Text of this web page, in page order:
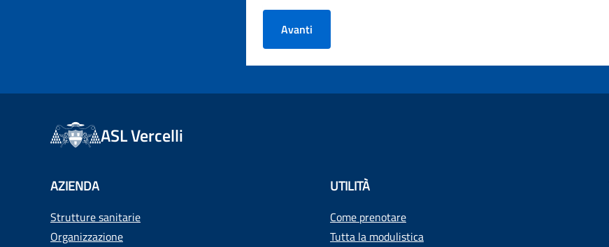
Avanti
ASL Vercelli
AZIENDA
Strutture sanitarie
Organizzazione
UTILITÀ
Come prenotare
Tutta la modulistica